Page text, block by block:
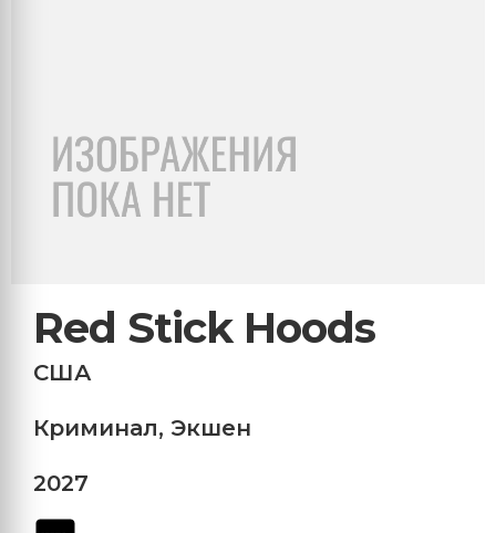
Red Stick Hoods
США
Криминал, Экшен
2027